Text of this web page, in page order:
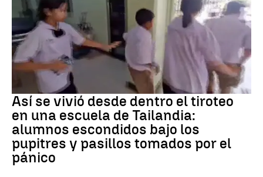
Así se vivió desde dentro el tiroteo
en una escuela de Tailandia:
alumnos escondidos bajo los
pupitres y pasillos tomados por el
pánico